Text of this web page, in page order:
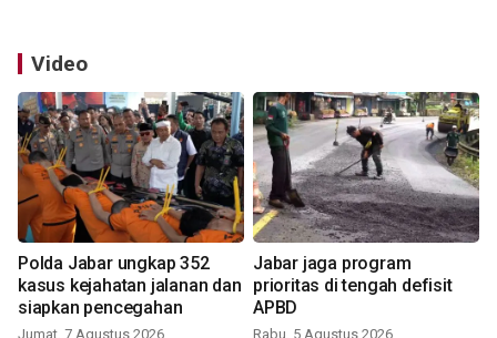
Video
Polda Jabar ungkap 352
kasus kejahatan jalanan dan
siapkan pencegahan
Jumat, 7 Agustus 2026
Jabar jaga program
prioritas di tengah defisit
APBD
Rabu, 5 Agustus 2026